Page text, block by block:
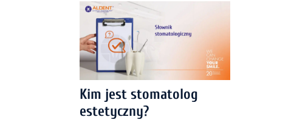
Kim jest stomatolog
estetyczny?